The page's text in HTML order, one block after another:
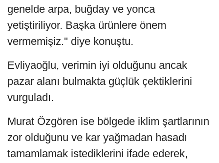
genelde arpa, buğday ve yonca
yetiştiriliyor. Başka ürünlere önem
vermemişiz." diye konuştu.
Evliyaoğlu, verimin iyi olduğunu ancak
pazar alanı bulmakta güçlük çektiklerini
vurguladı.
Murat Özgören ise bölgede iklim şartlarının
zor olduğunu ve kar yağmadan hasadı
tamamlamak istediklerini ifade ederek,